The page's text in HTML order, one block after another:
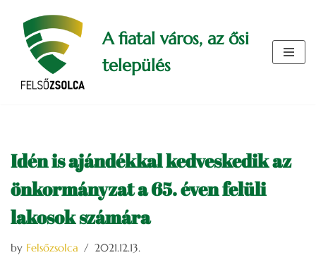
Skip
content
A fiatal város, az ősi
település
Idén is ajándékkal kedveskedik az
önkormányzat a 65. éven felüli
lakosok számára
by Felsőzsolca 2021.12.13.